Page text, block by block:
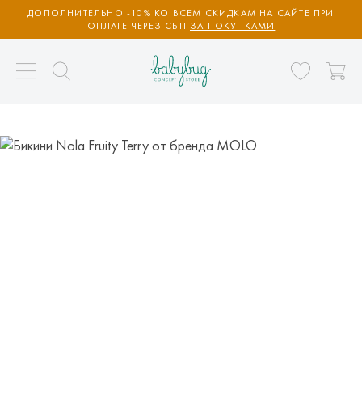
ДОПОЛНИТЕЛЬНО -10% КО ВСЕМ СКИДКАМ НА САЙТЕ ПРИ
ОПЛАТЕ ЧЕРЕЗ СБП ЗА ПОКУПКАМИ